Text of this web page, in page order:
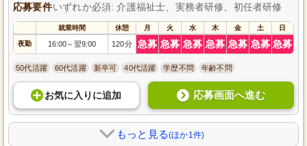
応募要件いずれか必須: 介護福祉士、実務者研修、初任者研修
就業時間 休憩 月 火 水 木 金 土 日
夜勤 16:00～ 翌9:00 120分 急募 急募 急募 急募 急募 急募 急募
50代活躍 60代活躍 新卒可 40代活躍 学歴不問 年齢不問
お気に入り に追加 応募画面へ進む
もっと見る(ほか1件)